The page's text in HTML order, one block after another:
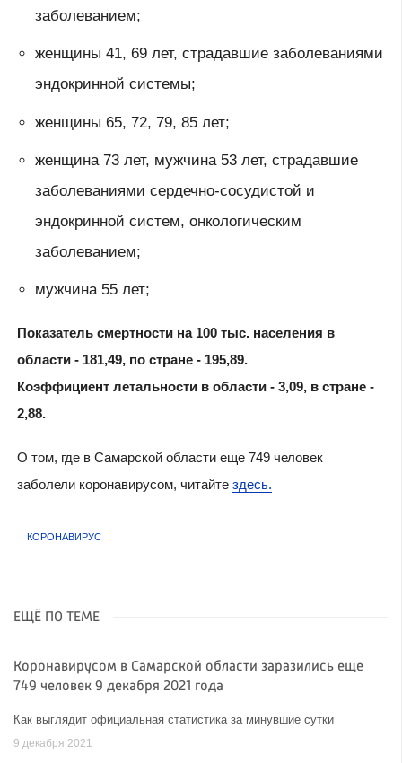
заболеванием;
женщины 41, 69 лет, страдавшие заболеваниями
эндокринной системы;
женщины 65, 72, 79, 85 лет;
женщина 73 лет, мужчина 53 лет, страдавшие
заболеваниями сердечно-сосудистой и
эндокринной систем, онкологическим
заболеванием;
мужчина 55 лет;
​Показатель смертности на 100 тыс. населения в
области - 181,49, по стране - 195,89.
​​Коэффициент летальности в области - 3,09, в стране -
2,88.
О том, где в Самарской области еще 749 человек
заболели коронавирусом, читайте здесь.
КОРОНАВИРУС
ЕЩЁ ПО ТЕМЕ
Коронавирусом в Самарской области заразились еще
749 человек 9 декабря 2021 года
Как выглядит официальная статистика за минувшие сутки
9 декабря 2021